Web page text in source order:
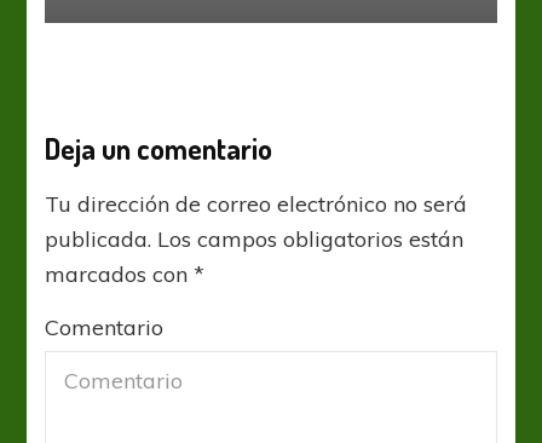
Deja un comentario
Tu dirección de correo electrónico no será
publicada. Los campos obligatorios están
marcados con*
Comentario